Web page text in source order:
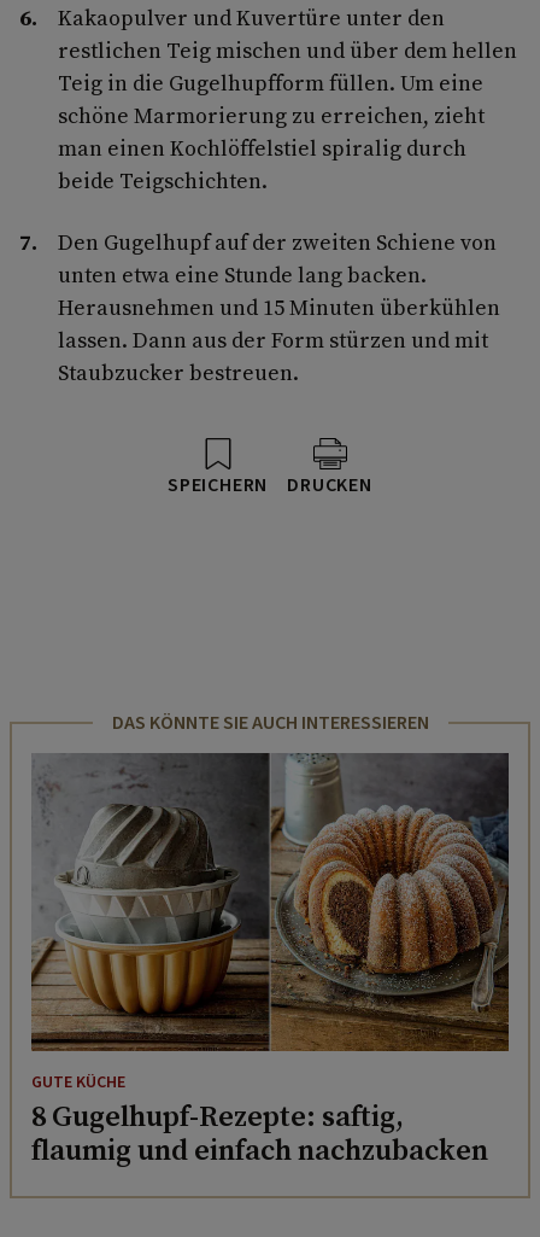
Kakaopulver und Kuvertüre unter den
restlichen Teig mischen und über dem hellen
Teig in die Gugelhupfform füllen. Um eine
schöne Marmorierung zu erreichen, zieht
man einen Kochlöffelstiel spiralig durch
beide Teigschichten.
Den Gugelhupf auf der zweiten Schiene von
unten etwa eine Stunde lang backen.
Herausnehmen und 15 Minuten überkühlen
lassen. Dann aus der Form stürzen und mit
Staubzucker bestreuen.
SPEICHERN DRUCKEN
DAS KÖNNTE SIE AUCH INTERESSIEREN
GUTE KÜCHE
8 Gugelhupf-Rezepte: saftig,
flaumig und einfach nachzubacken